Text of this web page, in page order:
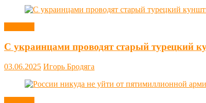
С украинцами проводят старый турецкий
03.06.2025 Игорь Бродяга